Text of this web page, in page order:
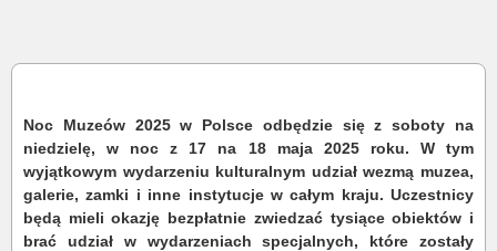
Noc Muzeów 2025 w Polsce odbędzie się z soboty na
niedzielę, w noc z 17 na 18 maja 2025 roku. W tym
wyjątkowym wydarzeniu kulturalnym udział wezmą muzea,
galerie, zamki i inne instytucje w całym kraju. Uczestnicy
będą mieli okazję bezpłatnie zwiedzać tysiące obiektów i
brać udział w wydarzeniach specjalnych, które zostały